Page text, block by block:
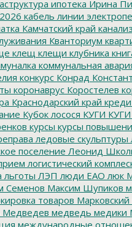
ипотека Ирина
кабель линии
Камчатский край
Кванториум
клещ клещи клубника
коммунальная
конкурс Конрад
коронаврус Коростелев
Краснодарский край
Кубок лосося КУГИ
курсы курсы
ледовые скульптуры
поселение Леонид
логистический
льготы ЛЭП люди ЕАО люк
Семенов Максим Шупиков
товаров Марковский
Медведев медведь медики
международные